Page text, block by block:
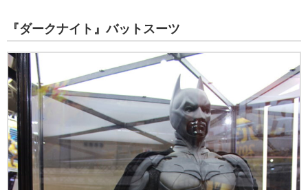
『ダークナイト』バットスーツ